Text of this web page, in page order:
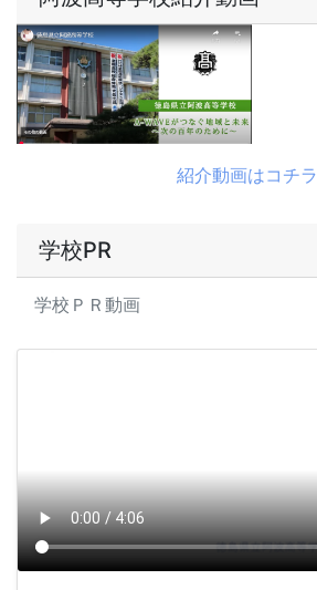
紹介動画はコチラ
学校PR
学校ＰＲ動画